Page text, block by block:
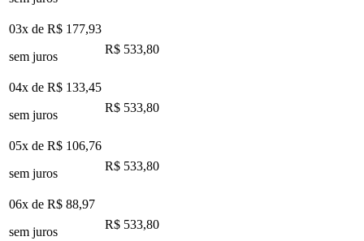
03x de R$ 177,93
sem juros
R$ 533,80
04x de R$ 133,45
sem juros
R$ 533,80
05x de R$ 106,76
sem juros
R$ 533,80
06x de R$ 88,97
sem juros
R$ 533,80